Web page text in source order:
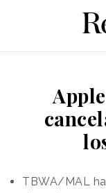
TBWA/MAL